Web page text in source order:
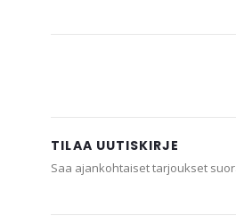
TILAA UUTISKIRJE
Saa ajankohtaiset tarjoukset